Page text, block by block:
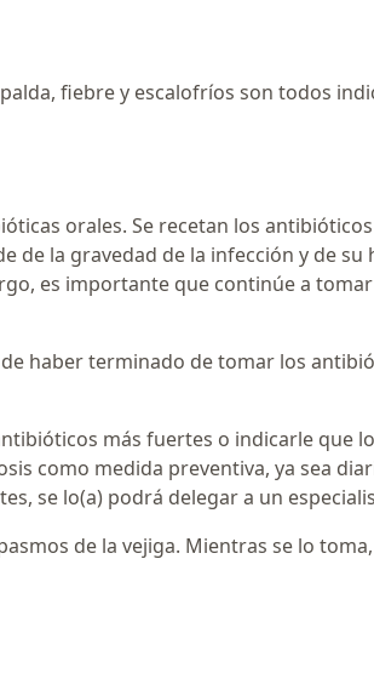
fiebre y escalofríos son todos
orales. Se recetan los
de la gravedad de la infección y de
es importante que continúe a
haber terminado de tomar los
más fuertes o indicarle que
como medida preventiva, ya sea
se lo(a) podrá delegar a un
de la vejiga. Mientras se lo